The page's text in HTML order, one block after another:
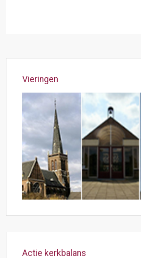
Vieringen
Actie kerkbalans